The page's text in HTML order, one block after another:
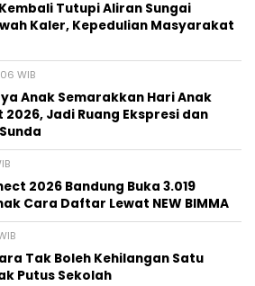
Tutupi Aliran Sungai
Kaler, Kepedulian Masyarakat
WIB
Anak Semarakkan Hari Anak
Jadi Ruang Ekspresi dan
2026 Bandung Buka 3.019
Cara Daftar Lewat NEW BIMMA
Tak Boleh Kehilangan Satu
Putus Sekolah